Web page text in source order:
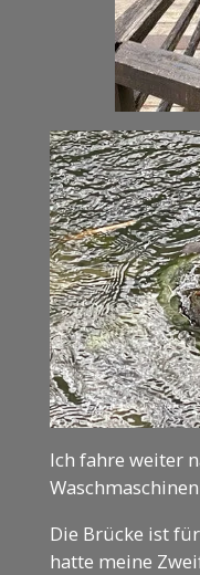
Ich fahre weiter
Die Brücke ist
hatte meine